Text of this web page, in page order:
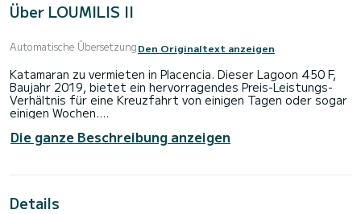
Über LOUMILIS II
Automatische ÜbersetzungDen Originaltext anzeigen
Katamaran zu vermieten in Placencia. Dieser Lagoon 450 F,
Baujahr 2019, bietet ein hervorragendes Preis-Leistungs-
Verhältnis für eine Kreuzfahrt von einigen Tagen oder sogar
einigen Wochen.
Der Katamaran ist 14 Meter lang und hat 114 PS. Die 4
Kabinen bieten Platz für 12 Passagiere während der
ausgestattet.
Die ganze Beschreibung anzeigen
Details